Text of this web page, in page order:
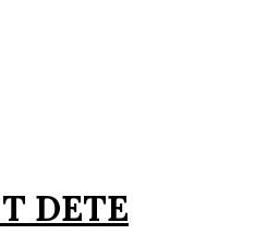
DETE